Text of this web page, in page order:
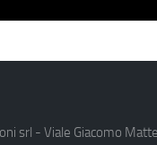
srl - Viale Giacomo